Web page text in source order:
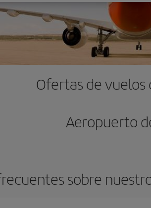
Ofertas de vuelos
Aeropuerto
sobre